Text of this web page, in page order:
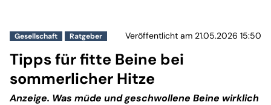
Gesellschaft Ratgeber Veröffentlicht am 21.05.2026 15:50
Tipps für fitte Beine bei
sommerlicher Hitze
Anzeige. Was müde und geschwollene Beine wirklich